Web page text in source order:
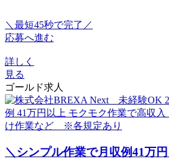
＼最短45秒で完了／
応募へ進む
詳しく
見る
ゴールド求人
＼シンプル作業で月収例41万